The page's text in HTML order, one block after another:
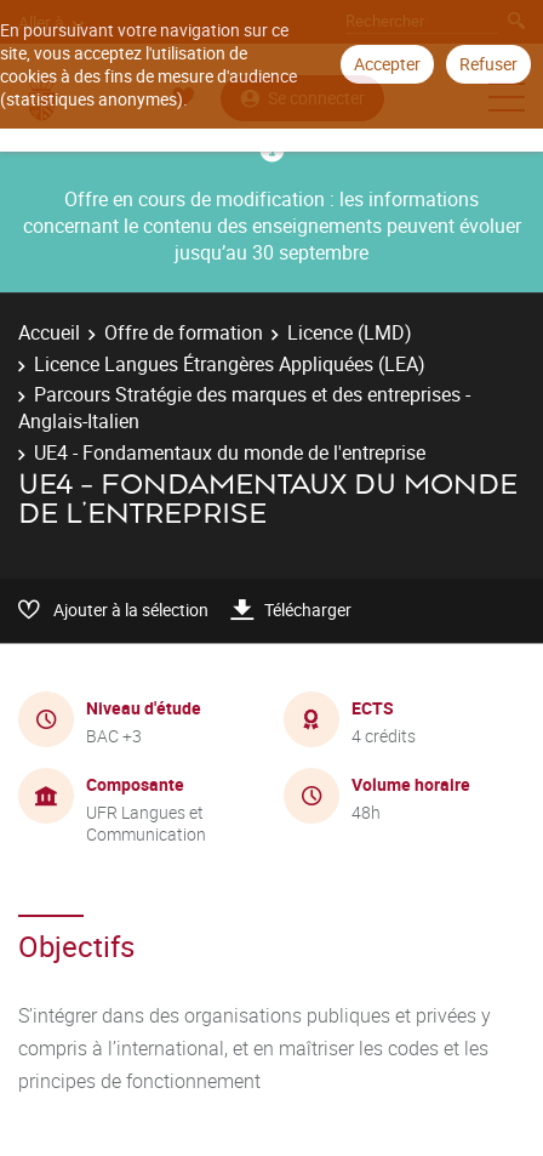
En poursuivant votre navigation sur ce
site, vous acceptez l'utilisation de
cookies à des fins de mesure d'audience
(statistiques anonymes).
Accepter Refuser
Aller à
Se connecter
Offre en cours de modification : les informations
concernant le contenu des enseignements peuvent évoluer
jusqu’au 30 septembre
Accueil Offre de formation
Licence (LMD)
Licence Langues Étrangères Appliquées (LEA)
Parcours Stratégie des marques et des entreprises -
Anglais-Italien
UE4 - Fondamentaux du monde de l'entreprise
UE4 - FONDAMENTAUX DU MONDE
DE L'ENTREPRISE
Ajouter à la sélection Télécharger
Niveau d'étude
BAC +3
ECTS
4 crédits
Composante
UFR Langues et
Communication
Volume horaire
48h
Objectifs
S’intégrer dans des organisations publiques et privées y
compris à l’international, et en maîtriser les codes et les
principes de fonctionnement